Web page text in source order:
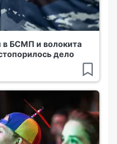
БСМП и волокита
дело